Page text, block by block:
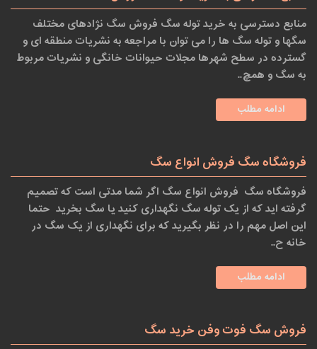
منابع دسترسی به خرید توله سگ فروش سگ نژادهای مختلف
سگها و توله سگ ها را می توان با مراجعه به نشریات منطقه ای و
گسترده در سطح شهرها مجلات حیوانات خانگی و نشریات مربوط
به سگ و همچ..
ادامه مطلب
فروشگاه سگ فروش انواع سگ
فروشگاه سگ فروش انواع سگ اگر شما مدتی است که تصمیم
گرفته اید که از یک توله سگ نگهداری کنید یا سگ بخرید حتما
این اصل مهم را در نظر بگیرید که برای نگهداری از یک سگ در
خانه ح..
ادامه مطلب
فروش سگ فوت وفن خرید سگ